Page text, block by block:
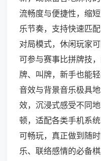
流畅度与便捷性，缩
乐节奏，支持快速匹
对局模式，休闲玩家
可参与赛事比拼牌技
牌、叫牌，新手也能
音效与背景音乐极具
效，沉浸式感受不同
顿，适配各类手机系
可畅玩，真正做到随
乐、联络感情的必备棋